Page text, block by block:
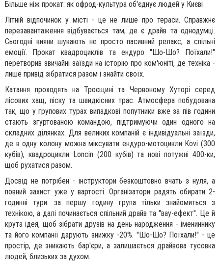
Більше ніж прокат: як офрод-культура об'єднує людей у Києві
Літній відпочинок у місті - це не лише про тераси. Справжнє
перезавантаження відбувається там, де є драйв та однодумці.
Сьогодні кияни шукають не просто пасивний релакс, а спільні
емоції. Прокат квадроциклів та ендуро "Шо-Шо? Поїхали!"
перетворив звичайні заїзди на історію про ком'юніті, де техніка -
лише привід зібратися разом і знайти своїх.
Катання проходять на Троєщині та Червоному Хуторі серед
лісових хащ, піску та швидкісних трас. Атмосфера побудована
так, що у групових турах випадкові попутники вже за пів години
стають згуртованою командою, підтримуючи один одного на
складних ділянках. Для великих компаній є індивідуальні заїзди,
де в одну колону можна міксувати ендуро-мотоцикли Kovi (300
кубів), квадроцикли Loncin (200 кубів) та нові потужні 400-ки,
щоб рухатися разом.
Досвід не потрібен - інструктори безкоштовно вчать з нуля, а
повний захист уже у вартості. Організатори радять обирати 2-
годинні тури: за першу годину група тільки знайомиться з
технікою, а далі починається спільний драйв та "вау-ефект". Це й
крута ідея, щоб зібрати друзів на день народження - імениннику
та його компанії дарують знижку -20%. "Шо-Шо? Поїхали!" - це
простір, де зникають бар'єри, а залишається драйвова тусовка
людей, близьких за духом.